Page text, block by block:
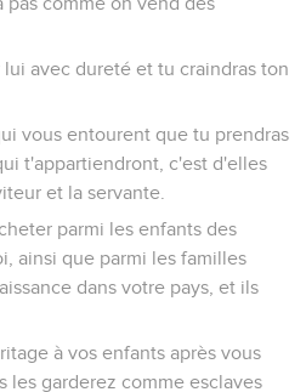
lui avec dureté et tu craindras ton
vous entourent que tu prendras
t'appartiendront, c'est d'elles
et la servante.
parmi les enfants des
ainsi que parmi les familles
dans votre pays, et ils
à vos enfants après vous
les garderez comme esclaves